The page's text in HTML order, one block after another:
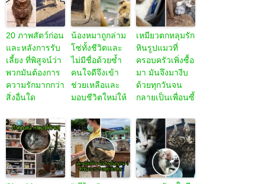
20 ภาพสัตว์ก่อน
และหลังการรับ
เลี้ยง ที่พิสูจน์ว่า
พวกมันต้องการ
ความรักมากกว่า
สิ่งอื่นใด
น้องหมาถูกล่าม
โซ่ทั้งชีวิตและ
ไม่มีชื่อด้วยซ้ำ
คนใจดีจึงเข้า
ช่วยเหลือและ
มอบชีวิตใหม่ให้
เหมียวตกหลุมรัก
หินรูปแมวที่
ครอบครัวเพิ่งซื้อ
มา มันจึงมางีบ
ด้วยทุกวันจน
กลายเป็นเพื่อนซี้